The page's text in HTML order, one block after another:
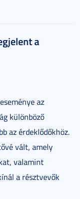
a
az
különböző
az érdeklődőkhöz.
vált, amely
valamint
a résztvevők